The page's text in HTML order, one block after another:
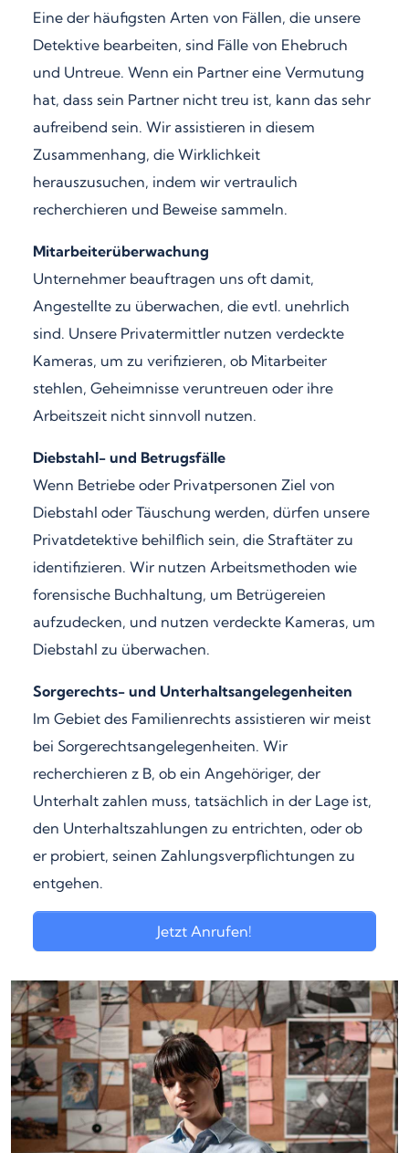
Eine der häufigsten Arten von Fällen, die unsere
Detektive bearbeiten, sind Fälle von Ehebruch
und Untreue. Wenn ein Partner eine Vermutung
hat, dass sein Partner nicht treu ist, kann das sehr
aufreibend sein. Wir assistieren in diesem
Zusammenhang, die Wirklichkeit
herauszusuchen, indem wir vertraulich
recherchieren und Beweise sammeln.
Mitarbeiterüberwachung
Unternehmer beauftragen uns oft damit,
Angestellte zu überwachen, die evtl. unehrlich
sind. Unsere Privatermittler nutzen verdeckte
Kameras, um zu verifizieren, ob Mitarbeiter
stehlen, Geheimnisse veruntreuen oder ihre
Arbeitszeit nicht sinnvoll nutzen.
Diebstahl- und Betrugsfälle
Wenn Betriebe oder Privatpersonen Ziel von
Diebstahl oder Täuschung werden, dürfen unsere
Privatdetektive behilflich sein, die Straftäter zu
identifizieren. Wir nutzen Arbeitsmethoden wie
forensische Buchhaltung, um Betrügereien
aufzudecken, und nutzen verdeckte Kameras, um
Diebstahl zu überwachen.
Sorgerechts- und Unterhaltsangelegenheiten
Im Gebiet des Familienrechts assistieren wir meist
bei Sorgerechtsangelegenheiten. Wir
recherchieren z B, ob ein Angehöriger, der
Unterhalt zahlen muss, tatsächlich in der Lage ist,
den Unterhaltszahlungen zu entrichten, oder ob
er probiert, seinen Zahlungsverpflichtungen zu
entgehen.
Jetzt Anrufen!